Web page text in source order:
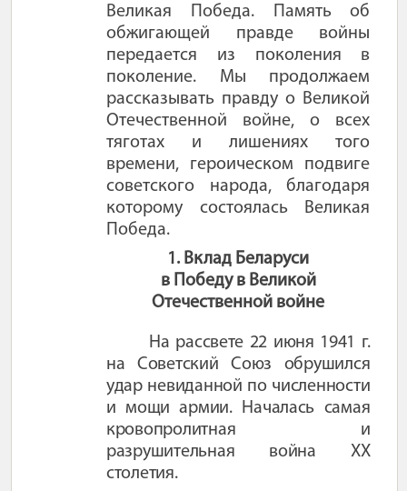
Великая Победа. Память об
обжигающей правде войны
передается из поколения в
поколение. Мы продолжаем
рассказывать правду о Великой
Отечественной войне,
о всех
тяготах и лишениях того
времени, героическом подвиге
советского народа, благодаря
которому состоялась Великая
Победа.
1. Вклад Беларуси
в Победу в Великой
Отечественной войне
На рассвете 22 июня 1941 г.
на Советский Союз обрушился
удар невиданной по численности
и мощи армии. Началась самая
кровопролитная и
разрушительная война XX
столетия.